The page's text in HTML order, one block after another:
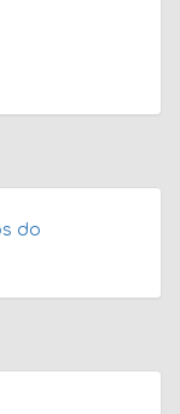
do